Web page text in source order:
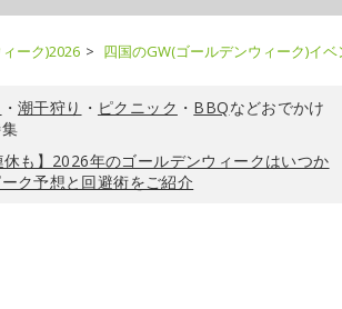
ーク)2026 四国のGW(ゴールデンウィーク)イ
・ 潮干狩り ・ ピクニック ・ BBQなどおでかけ
休も】2026年のゴールデンウィークはいつか
ク予想と回避術をご紹介